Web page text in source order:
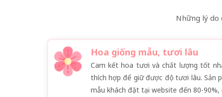
Những lý do
Hoa giống mẫu, tươi lâu
Cam kết hoa tươi và chất lượng tốt
thích hợp để giữ được độ tươi lâu. Sản
mẫu khách đặt tại website đến 80-90%,